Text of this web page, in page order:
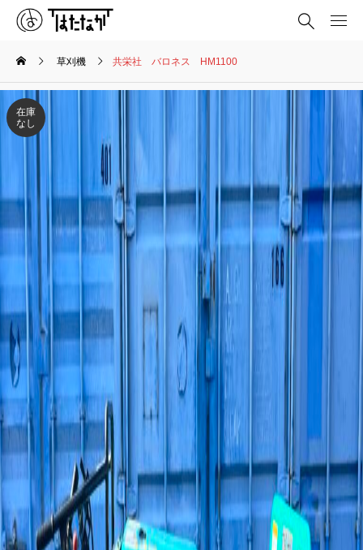
草刈機 共栄社 バロネス HM1100
在庫
なし